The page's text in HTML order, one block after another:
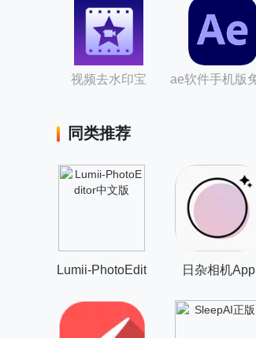
视频去水印宝
同类推荐
Lumii-PhotoEdit
or中文版
日杂相机App